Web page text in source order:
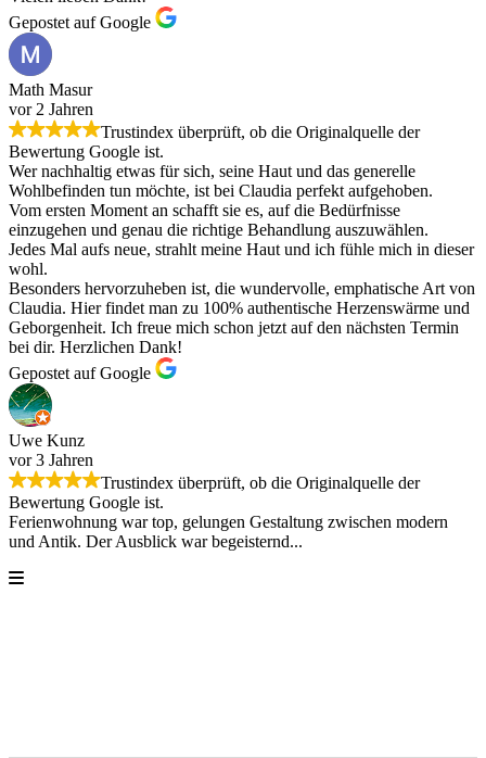
Gepostet auf Google
Math Masur
vor 2 Jahren
Trustindex überprüft, ob die Originalquelle der
Bewertung Google ist.
Wer nachhaltig etwas für sich, seine Haut und das generelle
Wohlbefinden tun möchte, ist bei Claudia perfekt aufgehoben.
Vom ersten Moment an schafft sie es, auf die Bedürfnisse
einzugehen und genau die richtige Behandlung auszuwählen.
Jedes Mal aufs neue, strahlt meine Haut und ich fühle mich in dieser
wohl.
Besonders hervorzuheben ist, die wundervolle, emphatische Art von
Claudia. Hier findet man zu 100% authentische Herzenswärme und
Geborgenheit. Ich freue mich schon jetzt auf den nächsten Termin
bei dir. Herzlichen Dank!
Gepostet auf Google
Uwe Kunz
vor 3 Jahren
Trustindex überprüft, ob die Originalquelle der
Bewertung Google ist.
Ferienwohnung war top, gelungen Gestaltung zwischen modern
und Antik. Der Ausblick war begeisternd...